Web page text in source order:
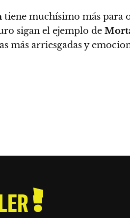
tiene muchísimo más para
sigan el ejemplo de
más arriesgadas y